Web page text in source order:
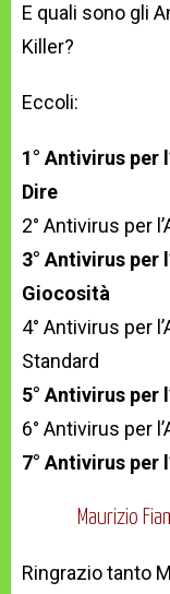
E quali sono gli
Killer?
Eccoli:
1° Antivirus per
Dire
2° Antivirus per
3° Antivirus per
Giocosità
4° Antivirus per
Standard
5° Antivirus per
6° Antivirus per
7° Antivirus per
Maurizio
Ringrazio tanto